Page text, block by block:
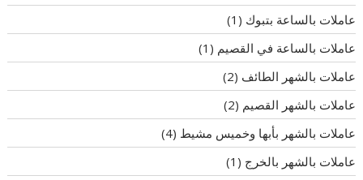
عاملات بالساعة بتبوك (1)
عاملات بالساعة في القصيم (1)
عاملات بالشهر الطائف (2)
عاملات بالشهر القصيم (2)
عاملات بالشهر بأبها وخميس مشيط (4)
عاملات بالشهر بالخرج (1)